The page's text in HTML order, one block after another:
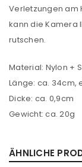
Verletzungen am
kann die Kamera
rutschen.
Material: Nylon +
Länge: ca. 34cm,
Dicke: ca. 0,9cm
Gewicht: ca. 20g
ÄHNLICHE